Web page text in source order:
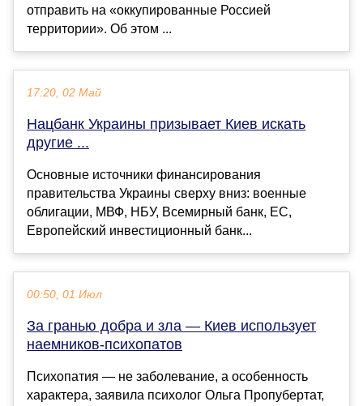
отправить на «оккупированные Россией
территории». Об этом ...
17:20, 02 Май
Нацбанк Украины призывает Киев искать
другие ...
Основные источники финансирования
правительства Украины сверху вниз: военные
облигации, МВФ, НБУ, Всемирный банк, ЕС,
Европейский инвестиционный банк...
00:50, 01 Июл
За гранью добра и зла — Киев использует
наемников-психопатов
Психопатия — не заболевание, а особенность
характера, заявила психолог Ольга Пропубертат,